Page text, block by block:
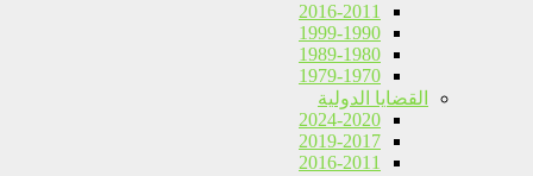
2016-2011
1999-1990
1989-1980
1979-1970
القضايا الدولية
2024-2020
2019-2017
2016-2011